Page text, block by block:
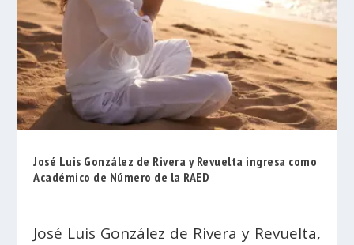
José Luis González de Rivera y Revuelta ingresa como
Académico de Número de la RAED
José Luis González de Rivera y Revuelta,